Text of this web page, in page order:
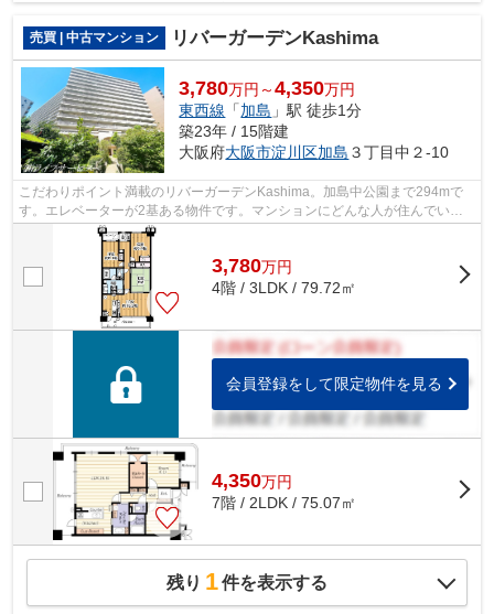
売買 | 中古マンション
リバーガーデンKashima
3,780万円～4,350万円
東西線 「加島 」駅 徒歩1分
築23年 / 15階建
大阪府大阪市淀川区加島 ３丁目中２-10
こだわりポイント満載のリバーガーデンKashima。加島中公園まで294mで
す。エレベーターが2基ある物件です。マンションにどんな人が住んでいる
のかも中古マンションなら事前に知れます...
3,780万円
4階 / 3LDK / 79.72㎡
会員登録をして限定物件を見る
4,350万円
7階 / 2LDK / 75.07㎡
残り 1件を表示する